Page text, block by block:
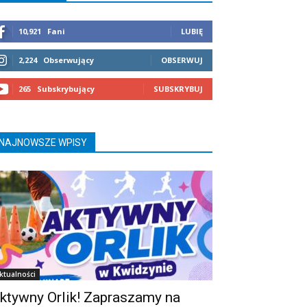
10,921 Fani LUBIĘ
2,224 Obserwujący OBSERWUJ
265 Subskrybujący SUBSKRYBUJ
WPISY
Orlik! Zapraszamy na